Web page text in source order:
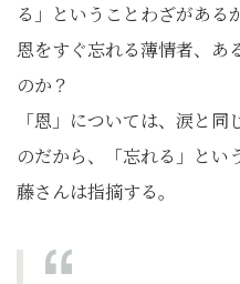
る」ということわざがある
恩をすぐ忘れる薄情者、あ
のか？
「恩」については、涙と
のだから、「忘れる」とい
藤さんは指摘する。